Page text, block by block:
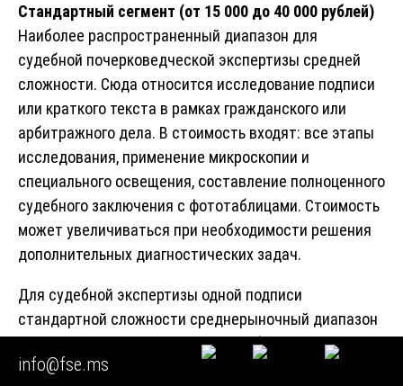
Стандартный сегмент (от 15 000 до 40 000 рублей)
Наиболее распространенный диапазон для
судебной почерковедческой экспертизы средней
сложности. Сюда относится исследование подписи
или краткого текста в рамках гражданского или
арбитражного дела. В стоимость входят: все этапы
исследования, применение микроскопии и
специального освещения, составление полноценного
судебного заключения с фототаблицами. Стоимость
может увеличиваться при необходимости решения
дополнительных диагностических задач.
Для судебной экспертизы одной подписи
стандартной сложности среднерыночный диапазон
составляет от 25 000 до 50 000 рублей. В Москве и
Санкт-Петербурге цена часто стартует с 30 000 – 35
info@fse.ms